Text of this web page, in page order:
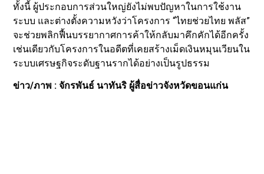
ทั้งนี้ ผู้ประกอบการส่วนใหญ่ยังไม่พบปัญหาในการใช้งาน
ระบบ และต่างตั้งความหวังว่าโครงการ “ไทยช่วยไทย พลัส”
จะช่วยพลิกฟื้นบรรยากาศการค้าให้กลับมาคึกคักได้อีกครั้ง
เช่นเดียวกับโครงการในอดีตที่เคยสร้างเม็ดเงินหมุนเวียนใน
ระบบเศรษฐกิจระดับฐานรากได้อย่างเป็นรูปธรรม
ข่าว/ภาพ : จักรพันธ์ นาทันริ ผู้สื่อข่าวจังหวัดขอนแก่น